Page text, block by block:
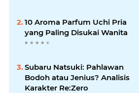
10 Aroma Parfum Uchi Pria
yang Paling Disukai Wanita
Subaru Natsuki: Pahlawan
Bodoh atau Jenius? Analisis
Karakter Re:Zero